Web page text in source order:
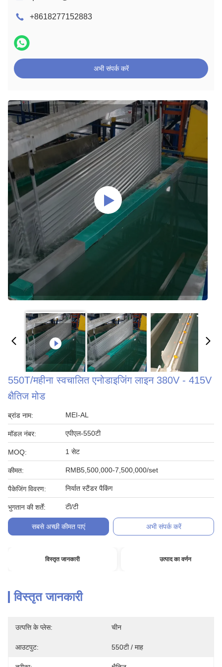
+8618277152883
अभी संपर्क करें
550T/महीना स्वचालित एनोडाइजिंग लाइन 380V - 415V
क्षैतिज मोड
ब्रांड नाम: MEI-AL
मॉडल नंबर: एपीएल-550टी
MOQ: 1 सेट
कीमत: RMB5,500,000-7,500,000/set
पैकेजिंग विवरण: निर्यात स्टैंडर पैकिंग
भुगतान की शर्तें: टी/टी
सबसे अच्छी कीमत पाएं अभी संपर्क करें
विस्तृत जानकारी उत्पाद का वर्णन
विस्तृत जानकारी
उत्पत्ति के प्लेस: चीन
आउटपुट: 550टी / माह